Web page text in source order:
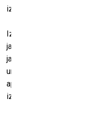
izpausme.
Izstādei atlasītie darbi
jaunā garīguma fenomena
jaunām reliģijām vai
un atgriešanos pie dabas
apdzīvošanas un uztveres
izstādei Rotko centrā.